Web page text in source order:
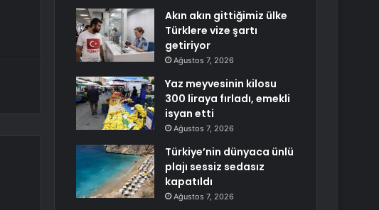
Akın akın gittiğimiz ülke
Türklere vize şartı
getiriyor
Ağustos 7, 2026
Yaz meyvesinin kilosu
300 liraya fırladı, emekli
isyan etti
Ağustos 7, 2026
Türkiye’nin dünyaca ünlü
plajı sessiz sedasız
kapatıldı
Ağustos 7, 2026